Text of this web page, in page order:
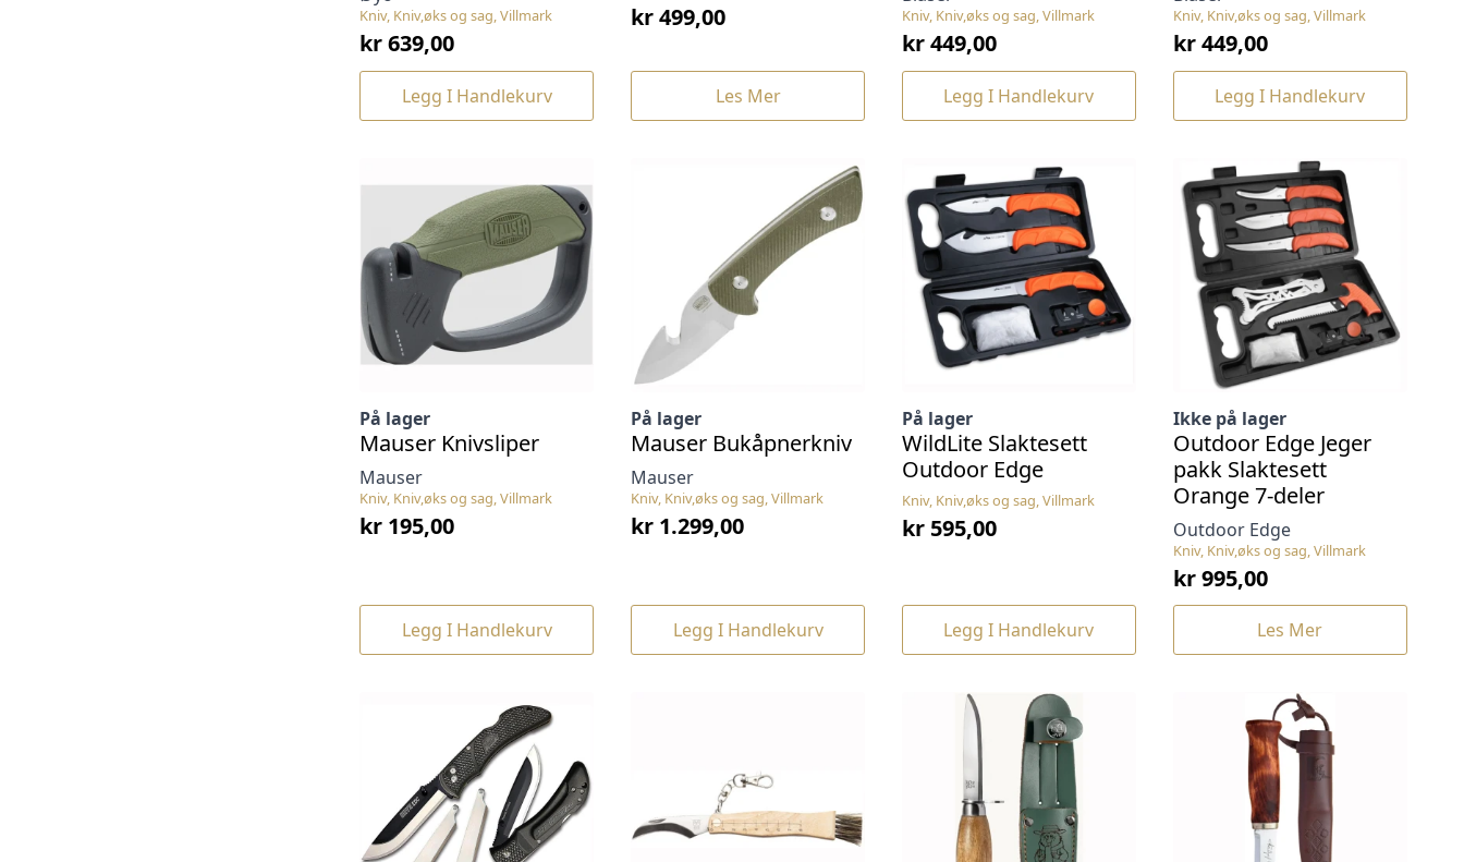
Kniv, Kniv,øks og sag, Villmark
kr639,00
Legg I Handlekurv
kr499,00
Les Mer
Kniv, Kniv,øks og sag, Villmark
kr449,00
Legg I Handlekurv
Kniv, Kniv,øks og sag, Villmark
kr449,00
Legg I Handlekurv
Kniv, Kniv,øks og sag, Villmark
Mauser
På lager
Mauser Knivsliper
kr 195,00
Legg I Handlekurv
Kniv, Kniv,øks og sag, Villmark
Mauser
På lager
Mauser Bukåpnerkniv
kr1.299,00
Legg I Handlekurv
Kniv, Kniv,øks og sag, Villmark
På lager
WildLite Slaktesett
Outdoor Edge
kr595,00
Legg I Handlekurv
Kniv, Kniv,øks og sag, Villmark
Outdoor Edge
Ikke på lager
Outdoor Edge Jeger
pakk Slaktesett
Orange 7-deler
kr995,00
Les Mer